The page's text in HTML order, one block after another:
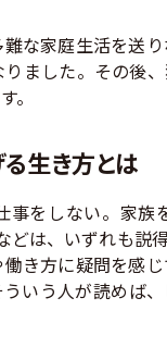
な家庭生活を送
ました。その後
。
生き方とは
をしない。家族
は、いずれも説
き方に疑問を感
いう人が読めば